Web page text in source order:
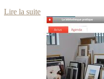
Lire la suite